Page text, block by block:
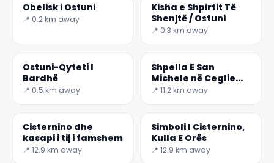
Obelisk i Ostuni
📍 0.2 km away
Kisha e Shpirtit Të
Shenjtë / Ostuni
📍 0.3 km away
Ostuni-Qyteti I
Bardhë
📍 0.5 km away
Shpella E San
Michele në Ceglie
Messapica
📍 11.2 km away
Cisternino dhe
kasapi i tij i famshem
📍 12.9 km away
Simboli I Cisternino,
Kulla E Orës
📍 12.9 km away